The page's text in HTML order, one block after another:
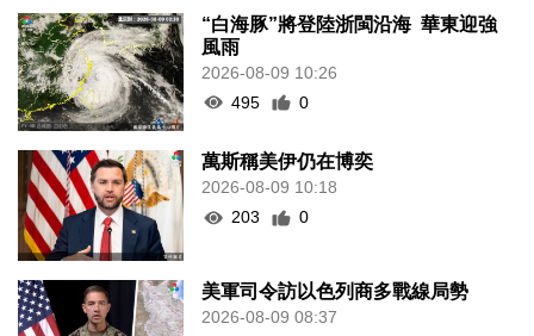
“白海豚”將登陸浙閩沿海 華東迎強
風雨
2026-08-09 10:26
495
0
萬斯稱美伊仍在博奕
2026-08-09 10:18
203
0
美軍司令訪以色列商多戰線局勢
2026-08-09 08:37